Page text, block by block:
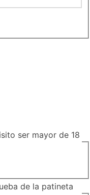
ser mayor de 18
de la patineta